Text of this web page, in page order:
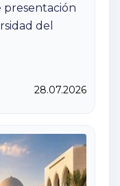
presentación
del
28.07.2026